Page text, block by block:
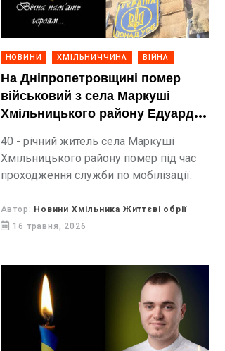
НОВИНИ ХМІЛЬНИЧЧИНА ВІЙНА
На Дніпропетровщині помер
військовий з села Маркуші
Хмільницького району Едуард
40 - річний житель села Маркуші
Хмільницького району помер під час
проходження служби по мобілізації.
Автор: Новини Хмільника Життєві обрії
16 травня, 2026